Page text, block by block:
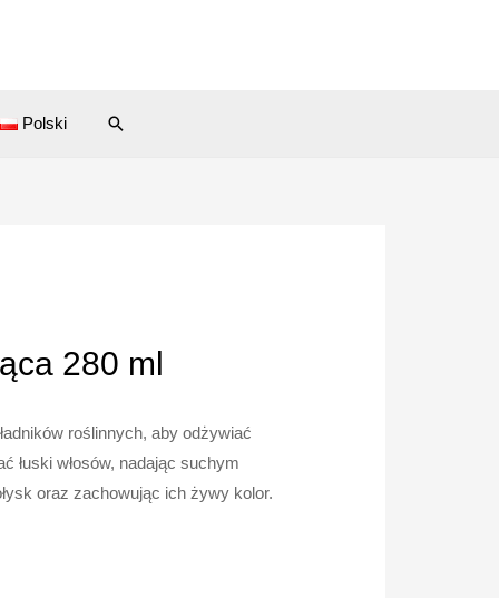
Polski Search
280 ml
roślinnych, aby odżywiać
łuski włosów, nadając suchym
oraz zachowując ich żywy kolor.